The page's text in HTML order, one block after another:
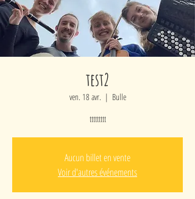
test2
ven. 18 avr.
  |
Bulle
ttttttttt
Aucun billet en vente
Voir d'autres événements